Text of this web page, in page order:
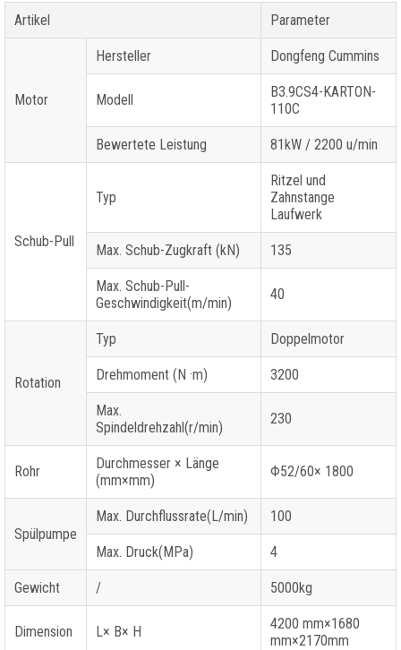
Artikel Parameter
Motor
Hersteller Dongfeng Cummins
Modell
B3.9CS4-KARTON-
110C
Bewertete Leistung 81kW / 2200 u/min
Schub-Pull
Typ
Ritzel und
Zahnstange
Laufwerk
Max. Schub-Zugkraft (kN) 135
Max. Schub-Pull-
Geschwindigkeit(m/min)
40
Rotation
Typ Doppelmotor
Drehmoment (N ·m) 3200
Max.
Spindeldrehzahl(r/min)
230
Rohr
Durchmesser × Länge
(mm×mm)
Φ52/60× 1800
Spülpumpe
Max. Durchflussrate(L/min) 100
Max. Druck(MPa) 4
Gewicht / 5000kg
Dimension L× B× H
4200 mm×1680
mm×2170mm